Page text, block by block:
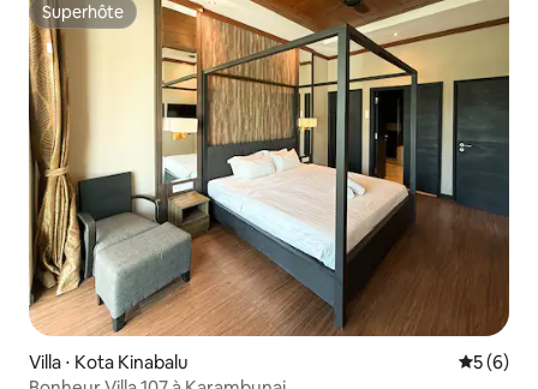
Superhôte
Superhôte
Villa ⋅ Kota Kinabalu
5 (6)